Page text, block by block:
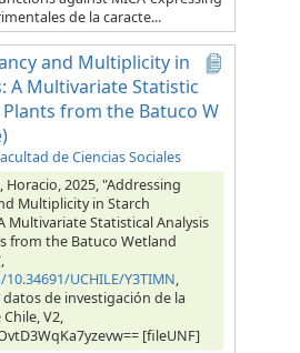
de la caracte...
and Multiplicity in
A Multivariate Statistic
from the Batuco W
de Ciencias Sociales
Horacio, 2025, "Addressing
Multiplicity in Starch
Multivariate Statistical Analysis
from the Batuco Wetland
UCHILE/Y3TIMN,
de investigación de la
V2,
[fileUNF]